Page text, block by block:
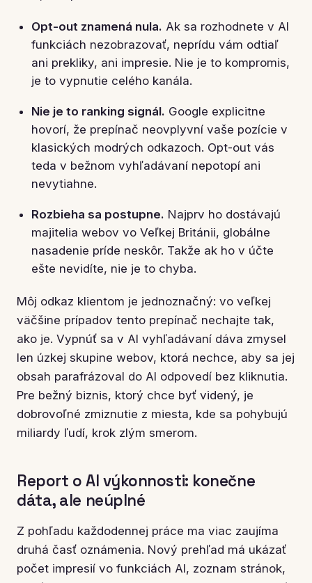
Opt-out znamená nula. Ak sa rozhodnete v AI
funkciách nezobrazovať, neprídu vám odtiaľ
ani prekliky, ani impresie. Nie je to kompromis,
je to vypnutie celého kanála.
Nie je to ranking signál. Google explicitne
hovorí, že prepínač neovplyvní vaše pozície v
klasických modrých odkazoch. Opt-out vás
teda v bežnom vyhľadávaní nepotopí ani
nevytiahne.
Rozbieha sa postupne. Najprv ho dostávajú
majitelia webov vo Veľkej Británii, globálne
nasadenie príde neskôr. Takže ak ho v účte
ešte nevidíte, nie je to chyba.
Môj odkaz klientom je jednoznačný: vo veľkej
väčšine prípadov tento prepínač nechajte tak,
ako je. Vypnúť sa v AI vyhľadávaní dáva zmysel
len úzkej skupine webov, ktorá nechce, aby sa jej
obsah parafrázoval do AI odpovedí bez kliknutia.
Pre bežný biznis, ktorý chce byť videný, je
dobrovoľné zmiznutie z miesta, kde sa pohybujú
miliardy ľudí, krok zlým smerom.
Report o AI výkonnosti: konečne
dáta, ale neúplné
Z pohľadu každodennej práce ma viac zaujíma
druhá časť oznámenia. Nový prehľad má ukázať
počet impresií vo funkciách AI, zoznam stránok,